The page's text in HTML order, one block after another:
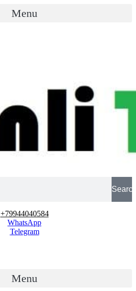
Menu
+79944040584
WhatsApp
Telegram
Menu